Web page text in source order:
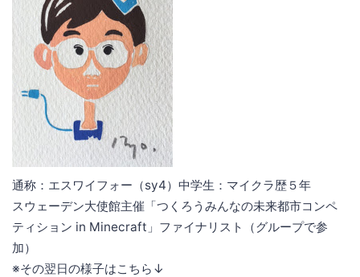
通称：エスワイフォー（sy4）中学生：マイクラ歴５年
スウェーデン大使館主催「つくろうみんなの未来都市コンペ
ティション in Minecraft」ファイナリスト（グループで参
加）
※その翌日の様子はこちら↓